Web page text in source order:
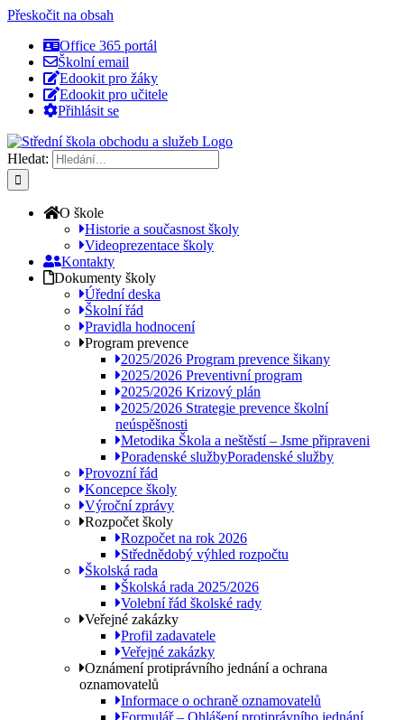
Přeskočit na obsah
Office 365 portál
Školní email
Edookit pro žáky
Edookit pro učitele
Přihlásit se
Hledat:
O škole
Historie a současnost školy
Videoprezentace školy
Kontakty
Dokumenty školy
Úřední deska
Školní řád
Pravidla hodnocení
Program prevence
2025/2026 Program prevence šikany
2025/2026 Preventivní program
2025/2026 Krizový plán
2025/2026 Strategie prevence školní
neúspěšnosti
Metodika Škola a neštěstí – Jsme připraveni
Poradenské službyPoradenské služby
Provozní řád
Koncepce školy
Výroční zprávy
Rozpočet školy
Rozpočet na rok 2026
Střednědobý výhled rozpočtu
Školská rada
Školská rada 2025/2026
Volební řád školské rady
Veřejné zakázky
Profil zadavatele
Veřejné zakázky
Oznámení protiprávního jednání a ochrana
oznamovatelů
Informace o ochraně oznamovatelů
Formulář – Ohlášení protiprávního jednání